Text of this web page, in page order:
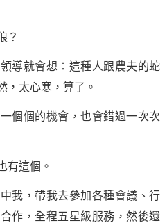
？
就會想：這種人跟農夫的蛇
，太心寒，算了。
個的機會，也會錯過一次次
這個。
，帶我去參加各種會議、行
作，全程五星級服務，然後還